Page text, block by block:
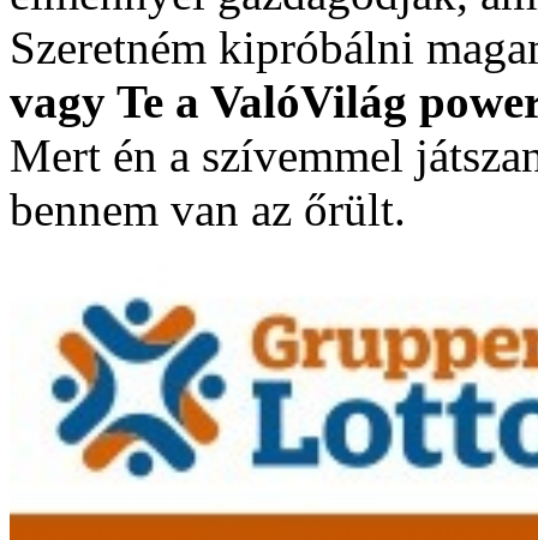
Szeretném kipróbálni
vagy Te a ValóVilág
Mert én a szívemmel
bennem van az őrült.